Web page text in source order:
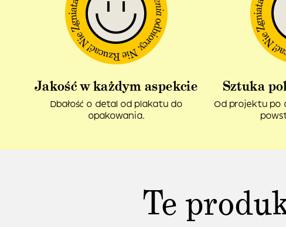
Jakość w każdym aspekcie
Dbałość o detal od plakatu do
opakowania.
Sztuka
Od projektu po
Te